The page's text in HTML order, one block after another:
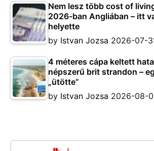
Nem lesz több cost of
2026-ban Angliában – itt
helyette
by Istvan Jozsa 2026-07-
4 méteres cápa keltett
népszerű brit strandon –
„ütötte”
by Istvan Jozsa 2026-08-